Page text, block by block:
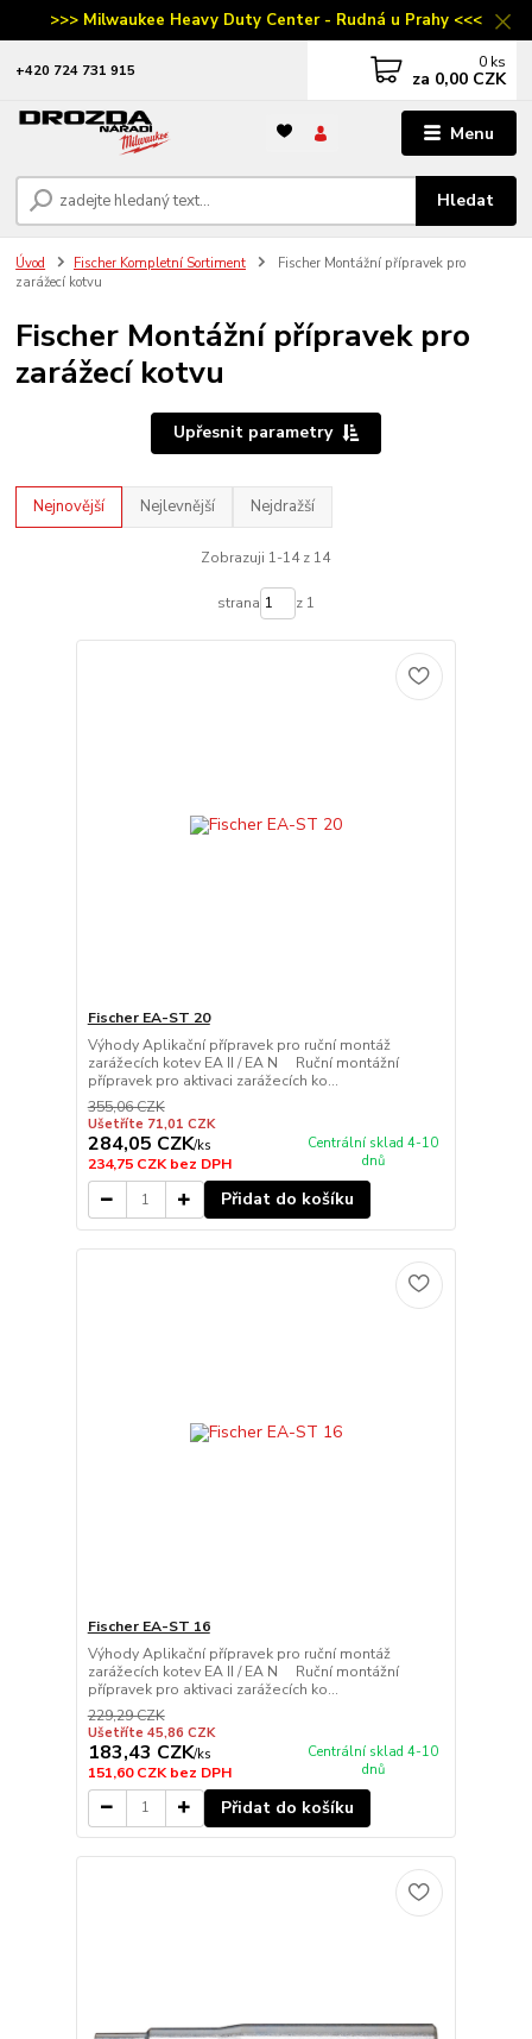
>>> Milwaukee Heavy Duty Center - Rudná u Prahy <<<
Menu
Hledat
‭+420 724 731 915 0 ks
za 0,00 CZK
Úvod Fischer Kompletní Sortiment
Fischer Montážní přípravek pro
zarážecí kotvu
Fischer Montážní přípravek pro
zarážecí kotvu
Upřesnit parametry
Nejnovější Nejlevnější Nejdražší
Zobrazuji 1-14 z 14
strana z 1
Fischer EA-ST 20
Výhody Aplikační přípravek pro ruční montáž
zarážecích kotev EA II / EA N Ruční montážní
přípravek pro aktivaci zarážecích ko...
355,06 CZK
Ušetříte 71,01 CZK
284,05 CZK/ks
234,75 CZKbez DPH
Centrální sklad 4-10
dnů
Přidat do košíku
Fischer EA-ST 16
Výhody Aplikační přípravek pro ruční montáž
zarážecích kotev EA II / EA N Ruční montážní
přípravek pro aktivaci zarážecích ko...
229,29 CZK
Ušetříte 45,86 CZK
183,43 CZK/ks
151,60 CZKbez DPH
Centrální sklad 4-10
dnů
Přidat do košíku